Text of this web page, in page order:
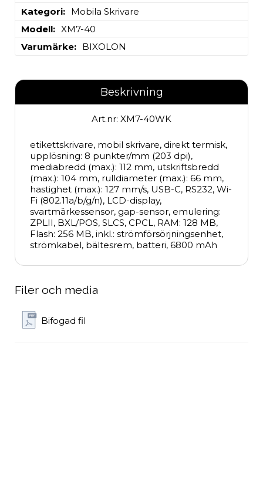
Kategori
Mobila Skrivare
Modell
XM7-40
Varumärke
BIXOLON
Beskrivning
Art.nr: XM7-40WK
etikettskrivare, mobil skrivare, direkt termisk,
upplösning: 8 punkter/mm (203 dpi),
mediabredd (max.): 112 mm, utskriftsbredd
(max.): 104 mm, rulldiameter (max.): 66 mm,
hastighet (max.): 127 mm/s, USB-C, RS232, Wi-
Fi (802.11a/b/g/n), LCD-display,
svartmärkessensor, gap-sensor, emulering:
ZPLII, BXL/POS, SLCS, CPCL, RAM: 128 MB,
Flash: 256 MB, inkl.: strömförsörjningsenhet,
strömkabel, bältesrem, batteri, 6800 mAh
Filer och media
Bifogad fil